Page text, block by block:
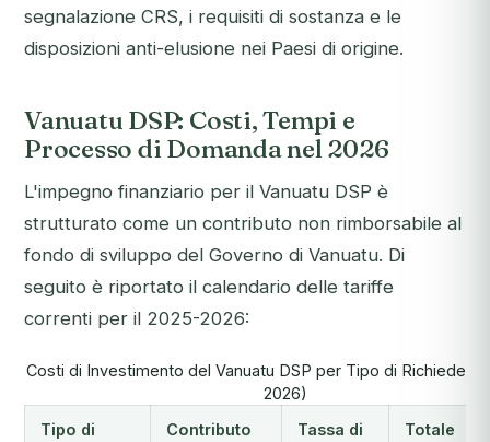
segnalazione CRS, i requisiti di sostanza e le
disposizioni anti-elusione nei Paesi di origine.
Vanuatu DSP: Costi, Tempi e
Processo di Domanda nel 2026
L'impegno finanziario per il Vanuatu DSP è
strutturato come un contributo non rimborsabile al
fondo di sviluppo del Governo di Vanuatu. Di
seguito è riportato il calendario delle tariffe
correnti per il 2025-2026:
Costi di Investimento del Vanuatu DSP per Tipo di
2026)
Tipo di
Contributo
Tassa di
Totale